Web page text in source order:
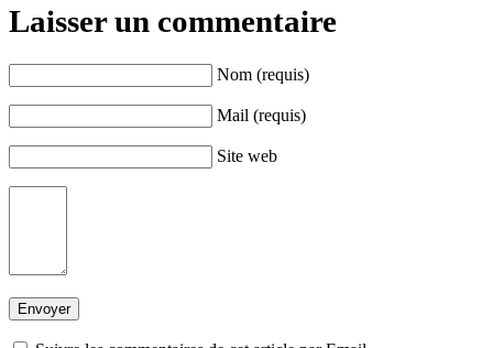
Laisser un commentaire
Nom (requis)
Mail (requis)
Site web